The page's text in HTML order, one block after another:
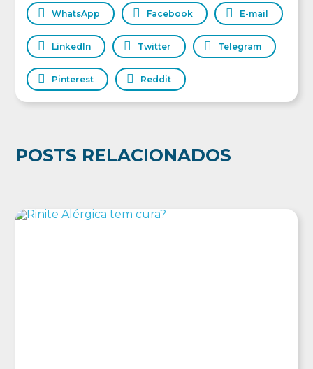
WhatsApp Facebook E-mail
LinkedIn Twitter Telegram
Pinterest Reddit
POSTS RELACIONADOS